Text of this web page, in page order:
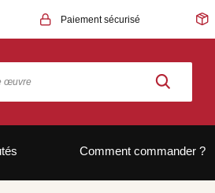
Paiement sécurisé
Comment commander ?